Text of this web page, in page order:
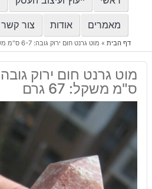
מאמרים אודות צור קשר
דף הבית» מוט גרנט חום ירוק גובה: 6-7 ס"מ משקל: 67 גרם
ס"מ משקל: 67 גרם